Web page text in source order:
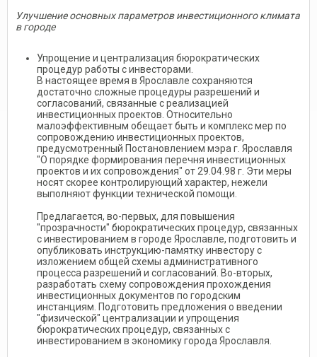
Улучшение основных параметров инвестиционного климата
в городе
Упрощение и централизация бюрократических
процедур работы с инвесторами.
В настоящее время в Ярославле сохраняются
достаточно сложные процедуры разрешений и
согласований, связанные с реализацией
инвестиционных проектов. Относительно
малоэффективным обещает быть и комплекс мер по
сопровождению инвестиционных проектов,
предусмотренный Постановлением мэра г. Ярославля
"О порядке формирования перечня инвестиционных
проектов и их сопровождения" от 29.04.98 г. Эти меры
носят скорее контролирующий характер, нежели
выполняют функции технической помощи.
Предлагается, во-первых, для повышения
"прозрачности" бюрократических процедур, связанных
с инвестированием в городе Ярославле, подготовить и
опубликовать инструкцию-памятку инвестору с
изложением общей схемы административного
процесса разрешений и согласований. Во-вторых,
разработать схему сопровождения прохождения
инвестиционных документов по городским
инстанциям. Подготовить предложения о введении
"физической" централизации и упрощения
бюрократических процедур, связанных с
инвестированием в экономику города Ярославля.